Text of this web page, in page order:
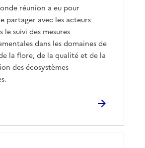
réunion a eu pour
partager avec les acteurs
le suivi des mesures
dans les domaines de
la flore, de la qualité et de la
des écosystèmes